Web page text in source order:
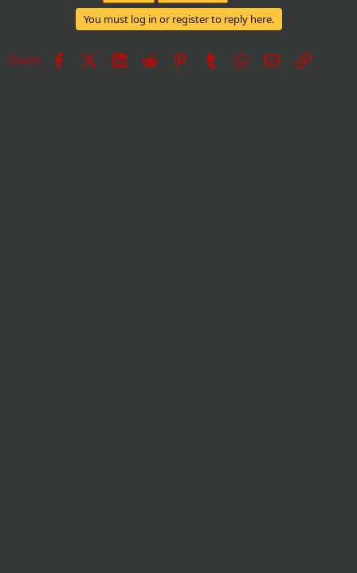
s
You must log in or register to reply here.
Share: Facebook LinkedInReddit PinterestTumblrWhatsApp
Е-поштаВрска